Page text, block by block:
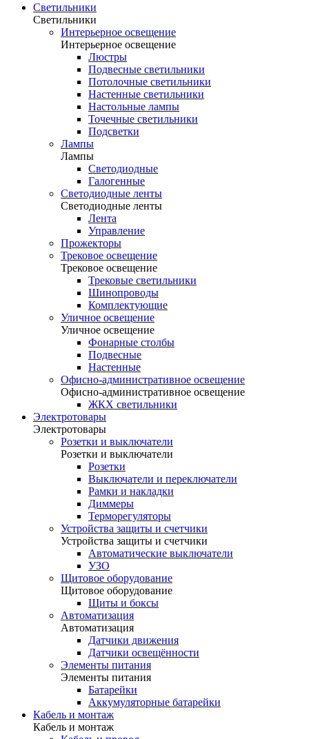
Светильники
Светильники
Интерьерное освещение
Интерьерное освещение
Люстры
Подвесные светильники
Потолочные светильники
Настенные светильники
Настольные лампы
Точечные светильники
Подсветки
Лампы
Лампы
Светодиодные
Галогенные
Светодиодные ленты
Светодиодные ленты
Лента
Управление
Прожекторы
Трековое освещение
Трековое освещение
Трековые светильники
Шинопроводы
Комплектующие
Уличное освещение
Уличное освещение
Фонарные столбы
Подвесные
Настенные
Офисно-административное освещение
Офисно-административное освещение
ЖКХ светильники
Электротовары
Электротовары
Розетки и выключатели
Розетки и выключатели
Розетки
Выключатели и переключатели
Рамки и накладки
Диммеры
Терморегуляторы
Устройства защиты и счетчики
Устройства защиты и счетчики
Автоматические выключатели
УЗО
Щитовое оборудование
Щитовое оборудование
Щиты и боксы
Автоматизация
Автоматизация
Датчики движения
Датчики освещённости
Элементы питания
Элементы питания
Батарейки
Аккумуляторные батарейки
Кабель и монтаж
Кабель и монтаж